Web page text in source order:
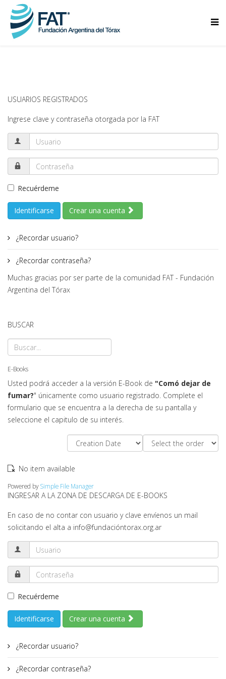
USUARIOS REGISTRADOS
Ingrese clave y contraseña otorgada por la FAT
Recuérdeme
Identificarse Crear una cuenta
¿Recordar usuario?
¿Recordar contraseña?
Muchas gracias por ser parte de la comunidad FAT - Fundación
Argentina del Tórax
BUSCAR
E-Books
Usted podrá acceder a la versión E-Book de "Comó dejar de
fumar?" únicamente como usuario registrado. Complete el
formulario que se encuentra a la derecha de su pantalla y
seleccione el capitulo de su interés.
No item available
Powered bySimple File Manager
INGRESAR A LA ZONA DE DESCARGA DE E-BOOKS
En caso de no contar con usuario y clave envíenos un mail
solicitando el alta a info@fundacióntorax.org.ar
Recuérdeme
Identificarse Crear una cuenta
¿Recordar usuario?
¿Recordar contraseña?